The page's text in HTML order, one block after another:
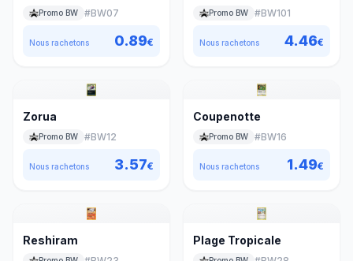
Promo BW #BW07
Nous rachetons 0.89€
Promo BW #BW101
Nous rachetons 4.46€
Zorua
Promo BW #BW12
Nous rachetons 3.57€
Coupenotte
Promo BW #BW16
Nous rachetons 1.49€
Reshiram Plage Tropicale